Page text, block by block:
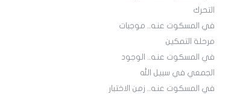
التحرك
في المسكوت عنه.. موجبات
مرحلة التمكين
في المسكوت عنه.. الوجود
الجمعي في سبيل الله
في المسكوت عنه.. زمن الاختبار